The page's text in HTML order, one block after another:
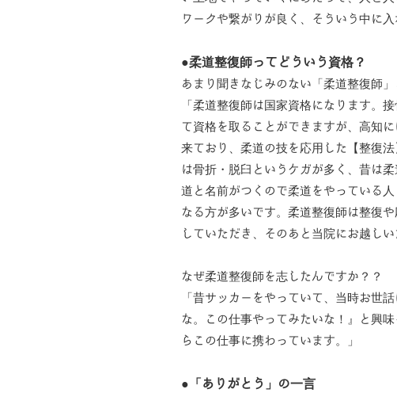
ワークや繋がりが良く、そういう中に
●柔道整復師ってどういう資格？
あまり聞きなじみのない「柔道整復師
「柔道整復師は国家資格になります。
て資格を取ることができますが、高知
来ており、柔道の技を応用した【整復
は骨折・脱臼というケガが多く、昔は
道と名前がつくので柔道をやっている
なる方が多いです。柔道整復師は整復
していただき、そのあと当院にお越し
なぜ柔道整復師を志したんですか？？
「昔サッカーをやっていて、当時お世
な。この仕事やってみたいな！』と興
らこの仕事に携わっています。」
●「ありがとう」の一言